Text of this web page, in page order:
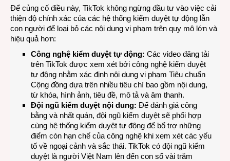
Để củng cố điều này, TikTok không ngừng đầu tư vào việc cải
thiện độ chính xác của các hệ thống kiểm duyệt tự động lẫn
con người để loại bỏ các nội dung vi phạm trên quy mô lớn và
hiệu quả hơn:
Công nghệ kiểm duyệt tự động: Các video đăng tải
trên TikTok được xem xét bởi công nghệ kiểm duyệt
tự động nhằm xác định nội dung vi phạm Tiêu chuẩn
Cộng đồng dựa trên nhiều tiêu chí bao gồm nội dung,
từ khóa, hình ảnh, tiêu đề, mô tả và âm thanh.
Đội ngũ kiểm duyệt nội dung: Để đánh giá công
bằng và nhất quán, đội ngũ kiểm duyệt sẽ phối hợp
cùng hệ thống kiểm duyệt tự động để bổ trợ những
điểm còn hạn chế của công nghệ khi xem xét các yếu
tố về ngoại cảnh và sắc thái. TikTok có đội ngũ kiểm
duyệt là người Việt Nam lên đến con số vài trăm